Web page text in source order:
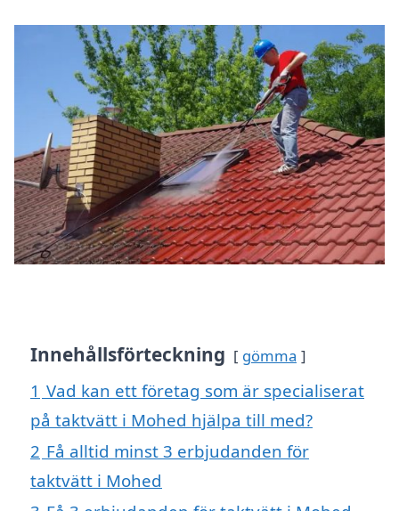
Innehållsförteckning gömma
1 Vad kan ett företag som är specialiserat
på taktvätt i Mohed hjälpa till med?
2 Få alltid minst 3 erbjudanden för
taktvätt i Mohed